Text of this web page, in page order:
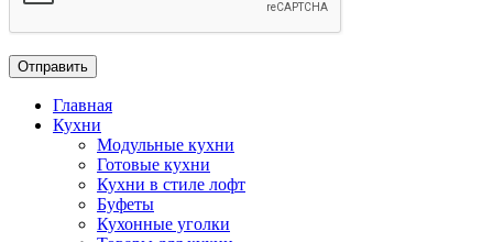
Главная
Кухни
Модульные кухни
Готовые кухни
Кухни в стиле лофт
Буфеты
Кухонные уголки